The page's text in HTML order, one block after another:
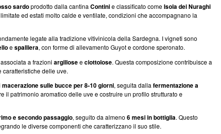
sardoprodotto dalla cantina Continie classificato comeIsola dei Nuraghi
ed estati molto calde e ventilate, condizioni che accompagnano la
legate alla tradizione vitivinicola della Sardegna. I vigneti sono
espalliera, con forme di allevamento Guyot e cordone speronato.
associata a frazioni argilloseeciottolose. Questa composizione contribuisce a
delle uve.
macerazione sulle bucce per 8-10 giorni, seguita dalla fermentazione a
il patrimonio aromatico delle uve e costruire un profilo strutturato e
e secondo passaggio, seguito da almeno 6 mesi in bottiglia. Questo
le diverse componenti che caratterizzano il suo stile.